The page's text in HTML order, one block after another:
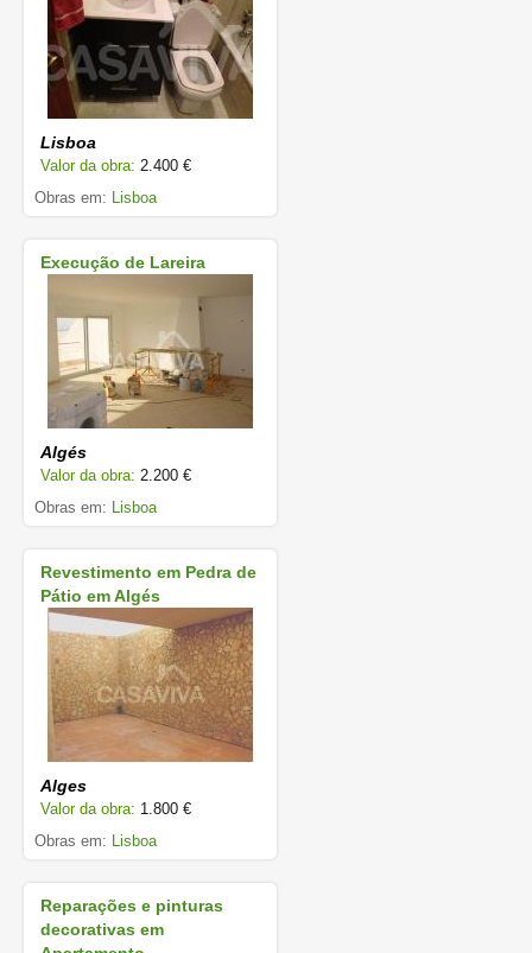
Lisboa
Valor da obra: 2.400 €
Obras em: Lisboa
Execução de Lareira
Algés
Valor da obra: 2.200 €
Obras em: Lisboa
Revestimento em Pedra de
Pátio em Algés
Alges
Valor da obra: 1.800 €
Obras em: Lisboa
Reparações e pinturas
decorativas em